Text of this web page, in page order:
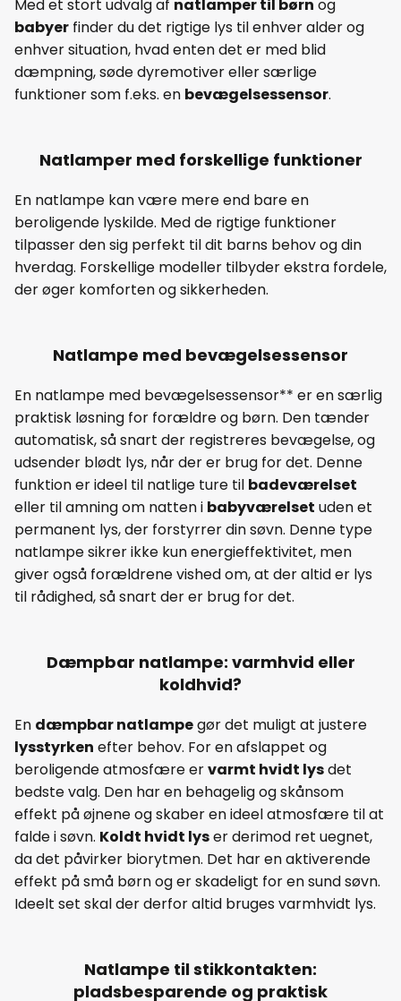
Med et stort udvalg af natlamper til børn og
babyer finder du det rigtige lys til enhver alder og
enhver situation, hvad enten det er med blid
dæmpning, søde dyremotiver eller særlige
funktioner som f.eks. en bevægelsessensor.
Natlamper med forskellige funktioner
En natlampe kan være mere end bare en
beroligende lyskilde. Med de rigtige funktioner
tilpasser den sig perfekt til dit barns behov og din
hverdag. Forskellige modeller tilbyder ekstra fordele,
der øger komforten og sikkerheden.
Natlampe med bevægelsessensor
En natlampe med bevægelsessensor** er en særlig
praktisk løsning for forældre og børn. Den tænder
automatisk, så snart der registreres bevægelse, og
udsender blødt lys, når der er brug for det. Denne
funktion er ideel til natlige ture til badeværelset
eller til amning om natten i babyværelset uden et
permanent lys, der forstyrrer din søvn. Denne type
natlampe sikrer ikke kun energieffektivitet, men
giver også forældrene vished om, at der altid er lys
til rådighed, så snart der er brug for det.
Dæmpbar natlampe: varmhvid eller
koldhvid?
En dæmpbar natlampegør det muligt at justere
lysstyrken efter behov. For en afslappet og
beroligende atmosfære ervarmt hvidt lysdet
bedste valg. Den har en behagelig og skånsom
effekt på øjnene og skaber en ideel atmosfære til at
falde i søvn. Koldt hvidt lyser derimod ret uegnet,
da det påvirker biorytmen. Det har en aktiverende
effekt på små børn og er skadeligt for en sund søvn.
Ideelt set skal der derfor altid bruges varmhvidt lys.
Natlampe til stikkontakten:
pladsbesparende og praktisk